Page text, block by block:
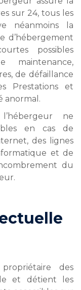
sur 24, tous les
néanmoins la
d’hébergement
possibles
de défaillance
Prestations et
anormal.
l’hébergeur ne
en cas de
des lignes
et de
du
propriétaire des
et détient les